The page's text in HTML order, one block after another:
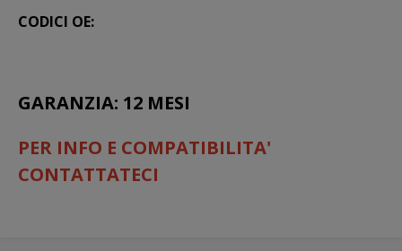
CODICI OE:
GARANZIA: 12 MESI
PER INFO E COMPATIBILITA'
CONTATTATECI